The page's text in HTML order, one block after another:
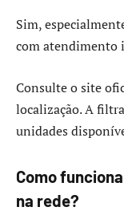
Sim,
com
Consulte o site
localização. A
unidades
Como
na rede?